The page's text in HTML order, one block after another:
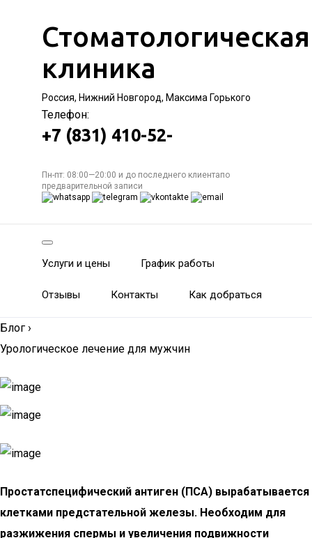
Стоматологическая
клиника
Россия, Нижний Новгород, Максима Горького
Телефон:
+7 (831) 410-52-
Пн-пт: 08:00—20:00 и до последнего клиентапо
предварительной записи
Услуги и цены График работы
Отзывы Контакты Как добраться
Блог ›
Урологическое лечение для мужчин
Простатспецифический антиген (ПСА) вырабатывается
клетками предстательной железы. Необходим для
разжижения спермы и увеличения подвижности